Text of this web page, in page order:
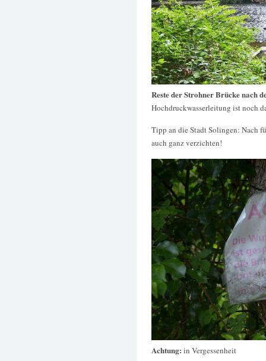
Reste der Strohner Brücke nach
Hochdruckwasserleitung ist noch
Tipp an die Stadt Solingen: Nach
auch ganz verzichten!
Achtung: in Vergessenheit